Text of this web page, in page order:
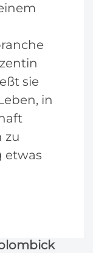
sie
in
zu
etwas